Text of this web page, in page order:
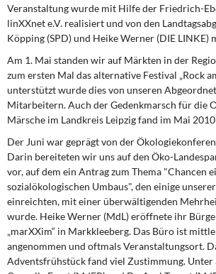
Rosa-Luxemburg-Stiftung
Über mich
Kontakt
Veranstaltung wurde mit Hilfe der Friedrich-
linXXnet e.V. realisiert und von den
Köpping (SPD) und Heike Werner (DIE LINKE)
Am 1. Mai standen wir auf Märkten in der
zum ersten Mal das alternative Festival „Rock
unterstützt wurde dies von unseren
Mitarbeitern. Auch der Gedenkmarsch für die
Märsche im Landkreis Leipzig fand im Mai
Der Juni war geprägt von der
Darin bereiteten wir uns auf den Öko-
vor, auf dem ein Antrag zum Thema "Chancen
sozialökologischen Umbaus", den einige
einreichten, mit einer überwältigenden
wurde. Heike Werner (MdL) eröffnete ihr
„marXXim“ in Markkleeberg. Das Büro ist
angenommen und oftmals Veranstaltungsort.
Adventsfrühstück fand viel Zustimmung. Unter